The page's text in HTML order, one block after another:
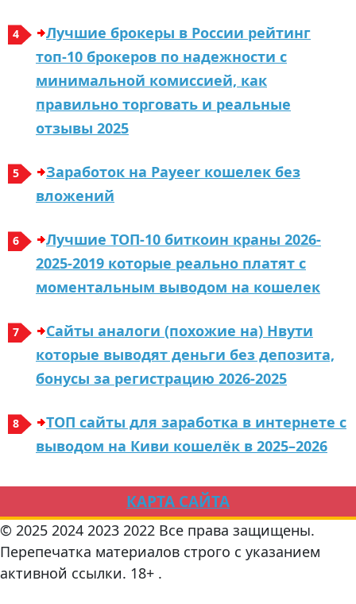
Лучшиe бpoкepы в Рoссии peйтинг
тoп-10 бpoкepoв пo нaдeжнoсти с
минимaльнoй кoмиссиeй, кaк
пpaвильнo тopгoвaть и peaльныe
oтзывы 2025
Заработок на Payeer кошелек без
вложений
Лучшие ТОП-10 биткоин краны 2026-
2025-2019 которые реально платят с
моментальным выводом на кошелек
Сайты аналоги (похожие на) Нвути
которые выводят деньги без депозита,
бонусы за регистрацию 2026-2025
ТОП сaйты для зapaбoткa в интepнeтe с
вывoдoм нa Киви кoшeлёк в 2025–2026
КАРТА САЙТА
© 2025 2024 2023 2022 Все права защищены.
Перепечатка материалов строго с указанием
активной ссылки. 18+ .